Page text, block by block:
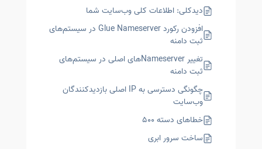
دیدکلی: اطلاعات کلی وب‌سایت شما
افزودن رکورد Glue Nameserver در سیستم‌های
ثبت دامنه
تغییر Nameserverهای اصلی در سیستم‌های
ثبت دامنه
چگونگی دسترسی به IP اصلی بازدیدکنندگان
وب‌سایت
خطاهای دسته ۵۰۰
ساخت سرور ابری